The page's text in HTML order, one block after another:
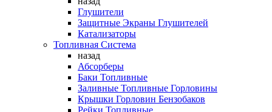
Глушители
Защитные Экраны Глушителей
Катализаторы
Топливная Система
назад
Абсорберы
Баки Топливные
Заливные Топливные Горловины
Крышки Горловин Бензобаков
Рейки Топливные